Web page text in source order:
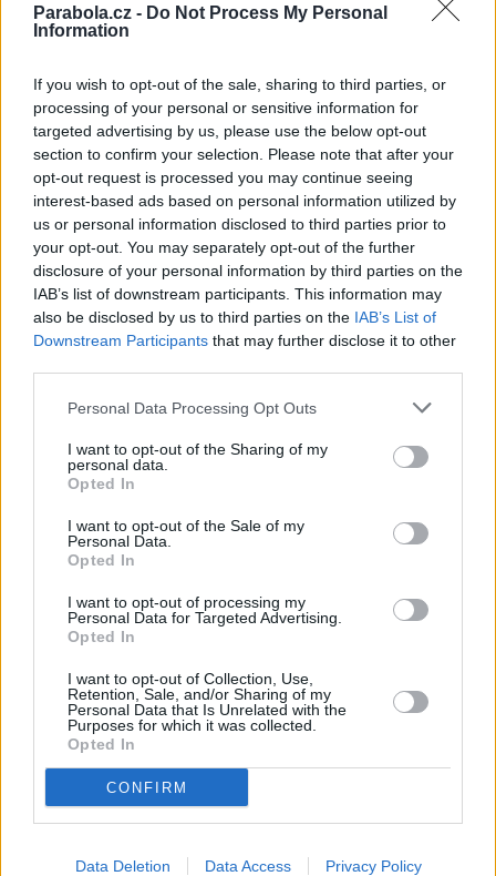
Parabola.cz - Do Not Process My Personal
Information
If you wish to opt-out of the sale, sharing to third parties, or
processing of your personal or sensitive information for
targeted advertising by us, please use the below opt-out
section to confirm your selection. Please note that after your
opt-out request is processed you may continue seeing
interest-based ads based on personal information utilized by
us or personal information disclosed to third parties prior to
your opt-out. You may separately opt-out of the further
disclosure of your personal information by third parties on the
IAB’s list of downstream participants. This information may
also be disclosed by us to third parties on the IAB’s List of
Downstream Participants that may further disclose it to other
Personal Data Processing Opt Outs
I want to opt-out of the Sharing of my
personal data.
Opted In
I want to opt-out of the Sale of my
Personal Data.
Opted In
I want to opt-out of processing my
Personal Data for Targeted Advertising.
Opted In
I want to opt-out of Collection, Use,
Retention, Sale, and/or Sharing of my
Personal Data that Is Unrelated with the
Purposes for which it was collected.
Opted In
CONFIRM
Data Deletion Data Access Privacy Policy
Pracovní nabídky
06.08.2026 - Bosch Powertrain s.r.o. Jihlava • CNC operátor• mzda
Kč • náborový bonus 50.000 Kč • příspěvek na ubytování (Jihlava,
Jihlava)
06.08.2026 -Bosch Powertrain s.r.o. • montážní dělník • mzda 44.700
týdenní zálohy na mzdu 2.000 Kč (Jihlava, okres Jihlava)
06.08.2026 -Bosch Powertrain s.r.o. Jihlava • práce ve skladu • mzda
48.400 Kč • náborový bonus 50.000 Kč • ubytování (Jihlava, okres
Bosch Powertrain s.r.o. Jihlava • střídač • mzda 48.400
příspěvek na ubytování (Jihlava, okres Jihlava)
06.08.2026 - Bosch Powertrain s.r.o. • seřizování strojů • mzda
náborový bonus 100.000 Kč • ubytování (Jihlava, okres Jihlava)
... další nabídky zaměstnání
Prima sport - co nabídne v prvním
O webu parabola.cz•O souborech cookies•
Dovolená u moře •Bazény